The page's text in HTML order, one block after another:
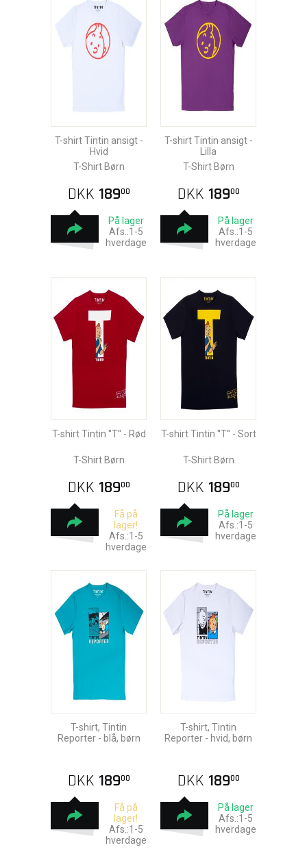
T-shirt Tintin ansigt -
Hvid
T-Shirt Børn
DKK 18900
På lager
Afs.:1-5
hverdage
T-shirt Tintin ansigt -
Lilla
T-Shirt Børn
DKK 18900
På lager
Afs.:1-5
hverdage
T-shirt Tintin ''T'' - Rød
T-Shirt Børn
DKK 18900
Få på
lager!
Afs.:1-5
hverdage
T-shirt Tintin ''T'' - Sort
T-Shirt Børn
DKK 18900
På lager
Afs.:1-5
hverdage
T-shirt, Tintin
Reporter - blå, børn
DKK 18900
Få på
lager!
Afs.:1-5
hverdage
T-shirt, Tintin
Reporter - hvid, børn
DKK 18900
På lager
Afs.:1-5
hverdage